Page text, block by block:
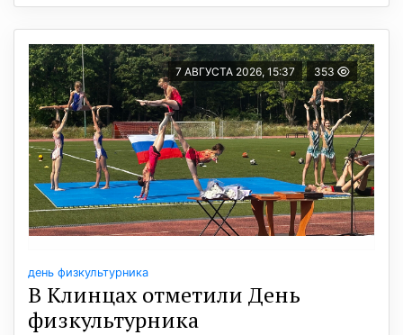
7 АВГУСТА 2026, 15:37 353
день физкультурника
В Клинцах отметили День
физкультурника